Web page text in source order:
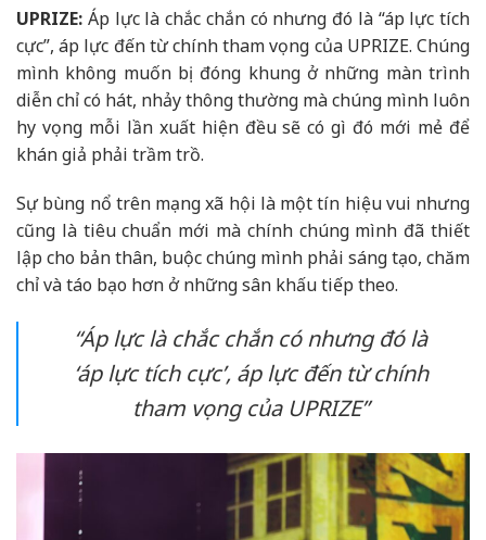
UPRIZE: Áp lực là chắc chắn có nhưng đó là “áp lực tích
cực”, áp lực đến từ chính tham vọng của UPRIZE. Chúng
mình không muốn bị đóng khung ở những màn trình
diễn chỉ có hát, nhảy thông thường mà chúng mình luôn
hy vọng mỗi lần xuất hiện đều sẽ có gì đó mới mẻ để
khán giả phải trầm trồ.
Sự bùng nổ trên mạng xã hội là một tín hiệu vui nhưng
cũng là tiêu chuẩn mới mà chính chúng mình đã thiết
lập cho bản thân, buộc chúng mình phải sáng tạo, chăm
chỉ và táo bạo hơn ở những sân khấu tiếp theo.
“Áp lực là chắc chắn có nhưng đó là
‘áp lực tích cực’, áp lực đến từ chính
tham vọng của UPRIZE”